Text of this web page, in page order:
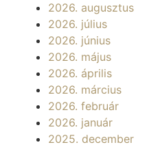
2026. augusztus
2026. július
2026. június
2026. május
2026. április
2026. március
2026. február
2026. január
2025. december